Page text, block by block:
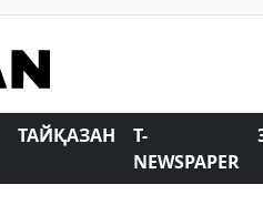
ТАЙҚАЗАН
T-
NEWSPAPER